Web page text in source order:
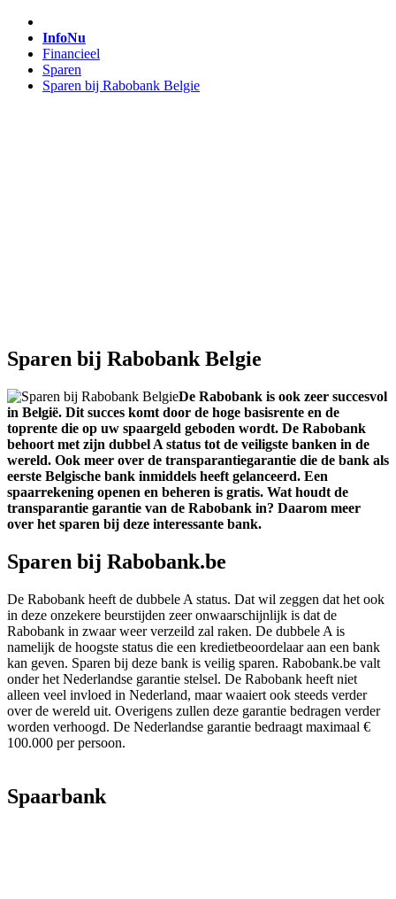
InfoNu
Financieel
Sparen
Sparen bij Rabobank Belgie
Sparen bij Rabobank Belgie
De Rabobank is ook zeer succesvol
in België. Dit succes komt door de hoge basisrente en de
toprente die op uw spaargeld geboden wordt. De Rabobank
behoort met zijn dubbel A status tot de veiligste banken in de
wereld. Ook meer over de transparantiegarantie die de bank als
eerste Belgische bank inmiddels heeft gelanceerd. Een
spaarrekening openen en beheren is gratis. Wat houdt de
transparantie garantie van de Rabobank in? Daarom meer
over het sparen bij deze interessante bank.
Sparen bij Rabobank.be
De Rabobank heeft de dubbele A status. Dat wil zeggen dat het ook
in deze onzekere beurstijden zeer onwaarschijnlijk is dat de
Rabobank in zwaar weer verzeild zal raken. De dubbele A is
namelijk de hoogste status die een kredietbeoordelaar aan een bank
kan geven. Sparen bij deze bank is veilig sparen. Rabobank.be valt
onder het Nederlandse garantie stelsel. De Rabobank heeft niet
alleen veel invloed in Nederland, maar waaiert ook steeds verder
over de wereld uit. Overigens zullen deze garantie bedragen verder
worden verhoogd. De Nederlandse garantie bedraagt maximaal €
100.000 per persoon.
Spaarbank